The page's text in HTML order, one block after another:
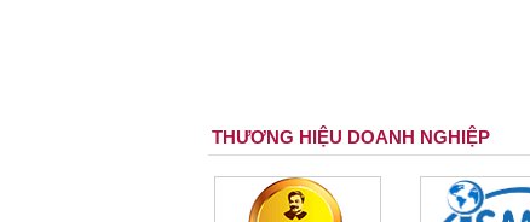
THƯƠNG HIỆU DOANH NGHIỆP